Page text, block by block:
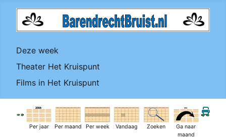
Deze week
Theater Het Kruispunt
Films in Het Kruispunt
Per jaar Per maand Per week Vandaag Zoeken
Ga naar
maand